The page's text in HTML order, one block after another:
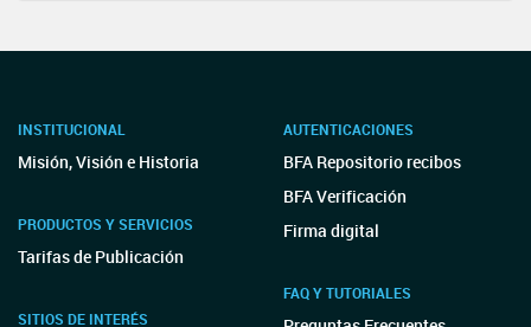
INSTITUCIONAL
Misión, Visión e Historia
PRODUCTOS Y SERVICIOS
Tarifas de Publicación
SITIOS DE INTERÉS
AUTENTICACIONES
BFA Repositorio recibos
BFA Verificación
Firma digital
FAQ Y TUTORIALES